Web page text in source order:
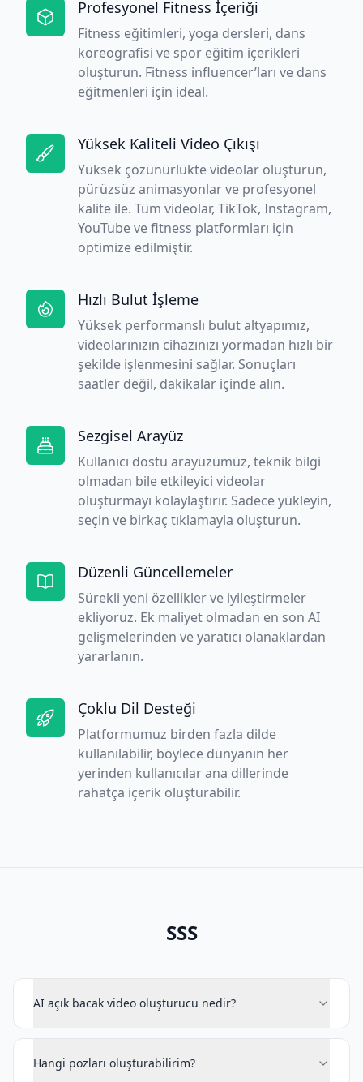
Profesyonel Fitness İçeriği
Fitness eğitimleri, yoga dersleri, dans
koreografisi ve spor eğitim içerikleri
oluşturun. Fitness influencer’ları ve dans
eğitmenleri için ideal.
Yüksek Kaliteli Video Çıkışı
Yüksek çözünürlükte videolar oluşturun,
pürüzsüz animasyonlar ve profesyonel
kalite ile. Tüm videolar, TikTok, Instagram,
YouTube ve fitness platformları için
optimize edilmiştir.
Hızlı Bulut İşleme
Yüksek performanslı bulut altyapımız,
videolarınızın cihazınızı yormadan hızlı bir
şekilde işlenmesini sağlar. Sonuçları
saatler değil, dakikalar içinde alın.
Sezgisel Arayüz
Kullanıcı dostu arayüzümüz, teknik bilgi
olmadan bile etkileyici videolar
oluşturmayı kolaylaştırır. Sadece yükleyin,
seçin ve birkaç tıklamayla oluşturun.
Düzenli Güncellemeler
Sürekli yeni özellikler ve iyileştirmeler
ekliyoruz. Ek maliyet olmadan en son AI
gelişmelerinden ve yaratıcı olanaklardan
yararlanın.
Çoklu Dil Desteği
Platformumuz birden fazla dilde
kullanılabilir, böylece dünyanın her
yerinden kullanıcılar ana dillerinde
rahatça içerik oluşturabilir.
SSS
AI açık bacak video oluşturucu nedir?
Hangi pozları oluşturabilirim?